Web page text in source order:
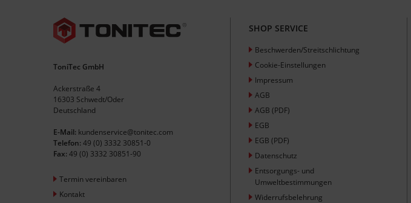
ToniTec GmbH
Ackerstraße 4
16303 Schwedt/Oder
Deutschland
E-Mail: kundenservice@tonitec.com
Telefon: 49 (0) 3332 30851-0
Fax: 49 (0) 3332 30851-90
Termin vereinbaren
Kontakt
SHOP SERVICE
Beschwerden/Streitschlichtung
Cookie-Einstellungen
Impressum
AGB
AGB (PDF)
EGB
EGB (PDF)
Datenschutz
Entsorgungs- und
Umweltbestimmungen
Widerrufsbelehrung